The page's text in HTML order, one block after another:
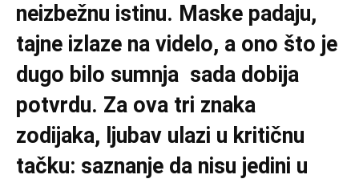
neizbežnu istinu. Maske padaju,
tajne izlaze na videlo, a ono što je
dugo bilo sumnja sada dobija
potvrdu. Za ova tri znaka
zodijaka, ljubav ulazi u kritičnu
tačku: saznanje da nisu jedini u